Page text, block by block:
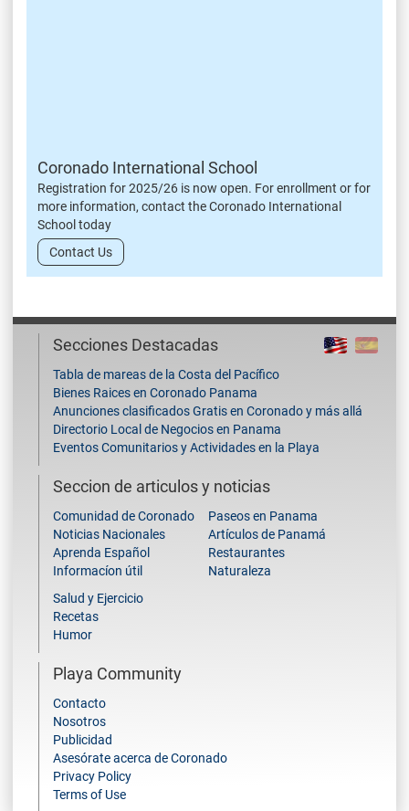
Coronado International School
Registration for 2025/26 is now open. For enrollment or for
more information, contact the Coronado International
School today
Contact Us
Secciones Destacadas
Tabla de mareas de la Costa del Pacífico
Bienes Raices en Coronado Panama
Anunciones clasificados Gratis en Coronado y más allá
Directorio Local de Negocios en Panama
Eventos Comunitarios y Actividades en la Playa
Seccion de articulos y noticias
Comunidad de Coronado
Noticias Nacionales
Aprenda Español
Informacíon útil
Paseos en Panama
Artículos de Panamá
Restaurantes
Naturaleza
Salud y Ejercicio
Recetas
Humor
Playa Community
Contacto
Nosotros
Publicidad
Asesórate acerca de Coronado
Privacy Policy
Terms of Use